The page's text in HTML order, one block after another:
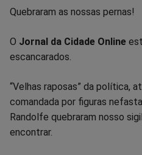
Quebraram as nossas pernas!
O Jornal da Cidade Online
escancarados.
“Velhas raposas” da política,
comandada por figuras
Randolfe quebraram nosso
encontrar.